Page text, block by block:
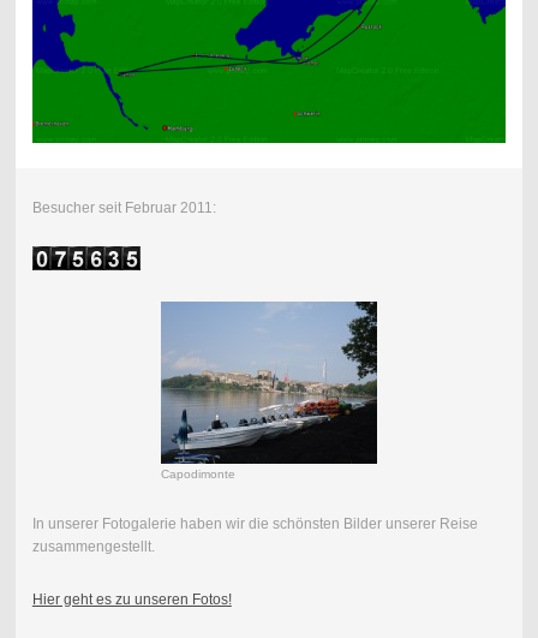
Besucher seit Februar 2011:
Capodimonte
In unserer Fotogalerie haben wir die schönsten Bilder unserer Reise
zusammengestellt.
Hier geht es zu unseren Fotos!